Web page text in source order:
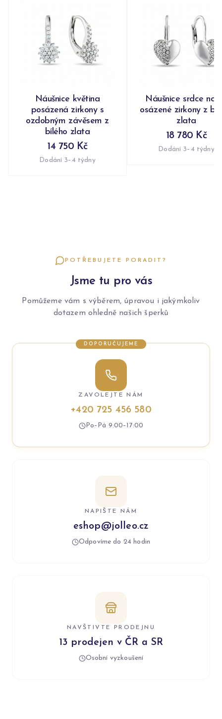
Náušnice květina
posázená zirkony s
ozdobným závěsem z
bílého zlata
14 750 Kč
Dodání 3–4 týdny
Náušnice srdce
osázené zirkony z
zlata
18 780 Kč
Dodání 3–4 týdny
POTŘEBUJETE PORADIT?
Jsme tu pro vás
Pomůžeme vám s výběrem, úpravou i jakýmkoliv
dotazem ohledně našich šperků
DOPORUČUJEME
ZAVOLEJTE NÁM
+420 725 456 580
Po–Pá 9:00–17:00
NAPIŠTE NÁM
eshop@jolleo.cz
Odpovíme do 24 hodin
NAVŠTIVTE PRODEJNU
13 prodejen v ČR a SR
Osobní vyzkoušení